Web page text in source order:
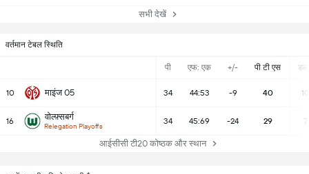
वर्तमान टेबल स्थिति
पी एफ: एक +/- पी टी एस
10 माइंज 05 34 44:53 -9 40 10
16 वोल्फ़्सबर्ग
Relegation Playoffs
34 45:69 -24 29 7
आईसीसी टी20 कोष्ठक और स्थान
सभी देखें